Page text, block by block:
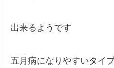
出来るようです
五月病になりやすいタイ